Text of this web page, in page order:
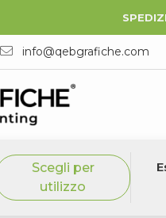
info@qebgrafiche.com
Scegli per
utilizzo